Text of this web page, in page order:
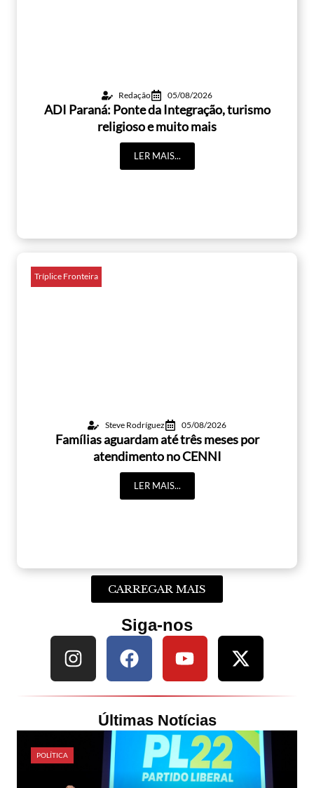
Redação 05/08/2026
ADI Paraná: Ponte da Integração, turismo
religioso e muito mais
LER MAIS...
Tríplice Fronteira
Steve Rodríguez 05/08/2026
Famílias aguardam até três meses por
atendimento no CENNI
LER MAIS...
CARREGAR MAIS
Siga-nos
Últimas Notícias
POLÍTICA